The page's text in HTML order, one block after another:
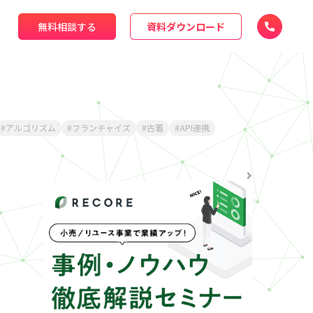
無料相談する 資料ダウンロード
アルゴリズム フランチャイズ 古着 API連携